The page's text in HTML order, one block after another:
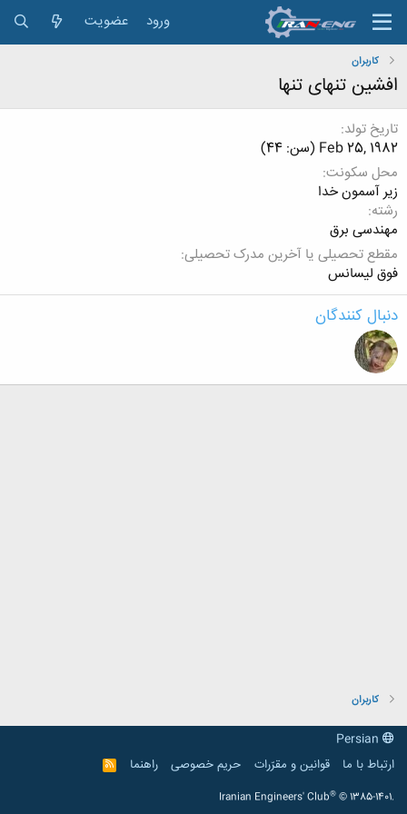
ورود عضویت
کاربران
افشین تنهای تنها
تاریخ تولد
Feb 25, 1982 (سن: 44)
محل سکونت
زیر آسمون خدا
رشته
مهندسی برق
مقطع تحصیلی یا آخرین مدرک تحصیلی
فوق لیسانس
دنبال کنندگان
کاربران
ارتباط با ما
قوانین و مقرّرات حریم خصوصی راهنما
R
S
Iranian Engineers' Club® © 1385-1401.